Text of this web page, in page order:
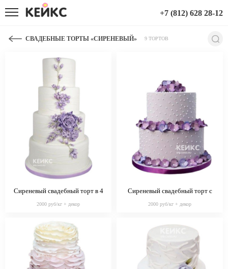
+7 (812) 628 28-12
СВАДЕБНЫЕ ТОРТЫ «СИРЕНЕВЫЙ» 9 ТОРТОВ
Сиреневый свадебный торт в 4
2000 руб/кг + декор
Сиреневый свадебный торт с
2000 руб/кг + декор